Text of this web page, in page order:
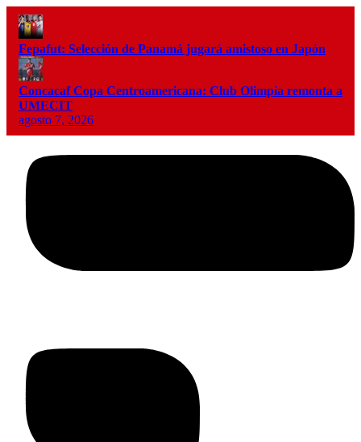
Fepafut: Selección de Panamá jugará amistoso en Japón
Concacaf Copa Centroamericana: Club Olimpia remonta a
UMECIT
agosto 7, 2026